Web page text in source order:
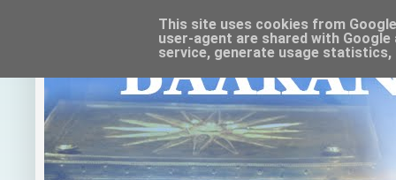
This site uses cookies from
user-agent are shared with
service, generate usage statistics,